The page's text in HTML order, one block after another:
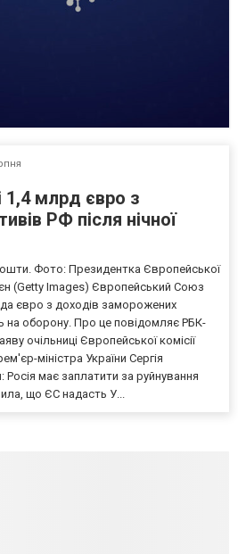
1,4 млрд євро з
РФ після нічної
Фото: Президентка Європейської
(Getty Images) Європейський Союз
євро з доходів заморожених
на оборону. Про це повідомляє РБК-
очільниці Європейської комісії
міністра України Сергія
має заплатити за руйнування
що ЄС надасть У...